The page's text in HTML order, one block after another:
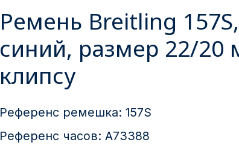
Ремень Breitling
синий, размер 22/20
клипсу
Референс ремешка: 157S
Референс часов: A73388